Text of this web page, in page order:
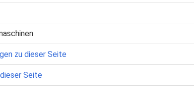
zu dieser Seite
Seite